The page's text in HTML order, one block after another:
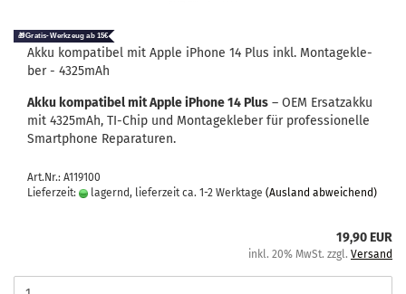
Akku kom­pa­ti­bel mit Apple iPho­ne 14 Plus inkl. Mon­ta­ge­kle­
ber - 4325mAh
Akku kom­pa­ti­bel mit Apple iPho­ne 14 Plus – OEM Er­satz­ak­ku
mit 4325mAh, TI-​Chip und Mon­ta­ge­kle­ber für pro­fes­sio­nel­le
Smart­pho­ne Re­pa­ra­tu­ren.
Art.Nr.: A119100
Lieferzeit:
lagernd, lieferzeit ca. 1-2 Werktage (Ausland abweichend)
19,90 EUR
inkl. 20% MwSt. zzgl. Versand